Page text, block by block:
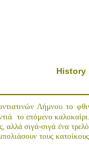
History
Λήμνου το
το επόμενο καλοκαίρι.
σιγά-σιγά ένα
τους